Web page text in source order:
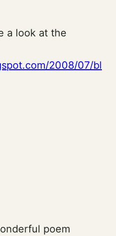
a look at the
2008/07/bl
poem